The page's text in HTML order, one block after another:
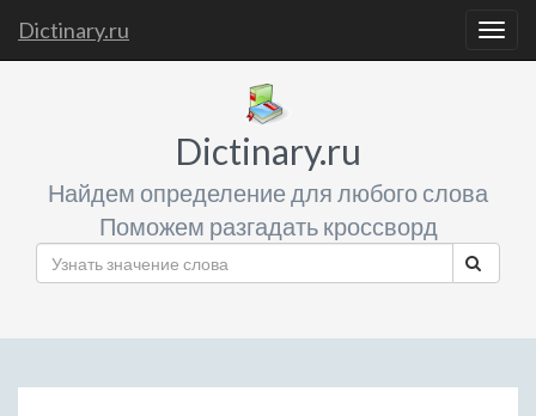
Dictinary.ru
Dictinary.ru
Найдем определение для любого слова
Поможем разгадать кроссворд